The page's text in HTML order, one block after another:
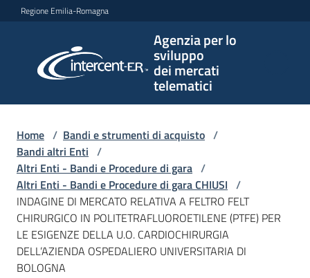
Vai al contenuto
Vai alla navigazione
Vai al footer
Regione Emilia-Romagna
Agenzia per lo
sviluppo
dei mercati
telematici
per lo
sviluppo
telematici
L'Agenzia
Bandi
e
Home / Bandi e strumenti di acquisto /
Bandi altri Enti /
Altri Enti - Bandi e Procedure di gara /
Altri Enti - Bandi e Procedure di gara CHIUSI /
INDAGINE DI MERCATO RELATIVA A FELTRO FELT
CHIRURGICO IN POLITETRAFLUOROETILENE (PTFE) PER
LE ESIGENZE DELLA U.O. CARDIOCHIRURGIA
DELL’AZIENDA OSPEDALIERO UNIVERSITARIA DI
BOLOGNA